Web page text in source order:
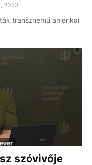
2023
transznemű amerikai
szóvivője